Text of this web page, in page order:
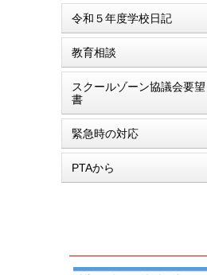
令和５年度学校日記
教育相談
スクールゾーン協議会要望
書
緊急時の対応
PTAから